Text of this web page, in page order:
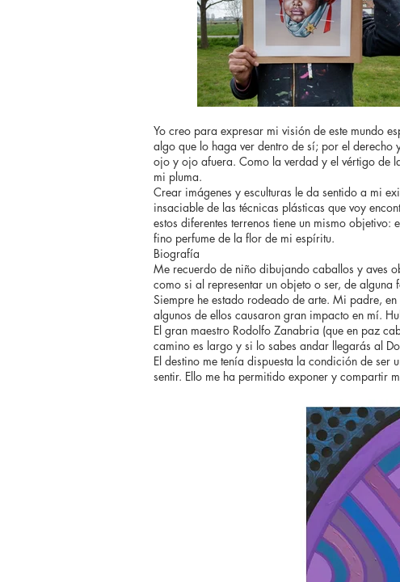
Yo creo para expresar mi visión de este mundo
algo que lo haga ver dentro de sí; por el derecho
ojo y ojo afuera. Como la verdad y el vértigo de
mi pluma.
Crear imágenes y esculturas le da sentido a mi
insaciable de las técnicas plásticas que voy
estos diferentes terrenos tiene un mismo
fino perfume de la flor de mi espíritu.
Biografía
Me recuerdo de niño dibujando caballos y aves
como si al representar un objeto o ser, de
Siempre he estado rodeado de arte. Mi padre,
algunos de ellos causaron gran impacto en mí.
El gran maestro Rodolfo Zanabria (que en paz
camino es largo y si lo sabes andar llegarás al
El destino me tenía dispuesta la condición de
sentir. Ello me ha permitido exponer y compartir